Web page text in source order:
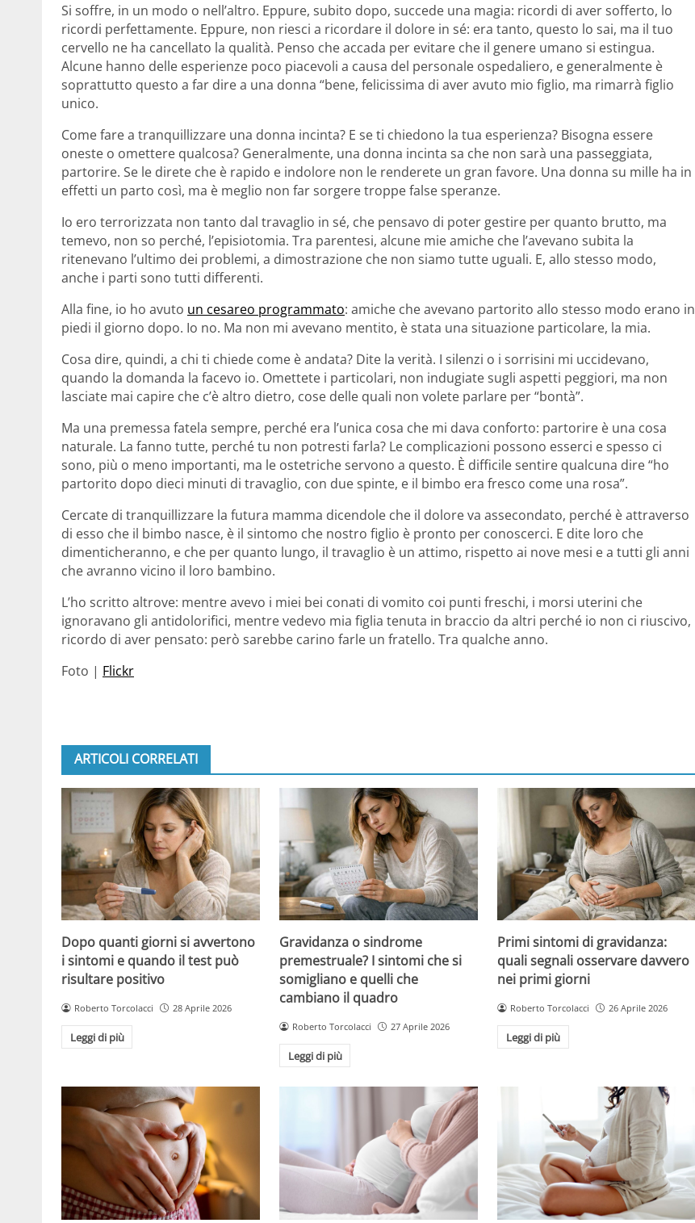
Si soffre, in un modo o nell’altro. Eppure, subito dopo, succede una magia: ricordi di aver sofferto, lo
ricordi perfettamente. Eppure, non riesci a ricordare il dolore in sé: era tanto, questo lo sai, ma il tuo
cervello ne ha cancellato la qualità. Penso che accada per evitare che il genere umano si estingua.
Alcune hanno delle esperienze poco piacevoli a causa del personale ospedaliero, e generalmente è
soprattutto questo a far dire a una donna “bene, felicissima di aver avuto mio figlio, ma rimarrà figlio
unico.
Come fare a tranquillizzare una donna incinta? E se ti chiedono la tua esperienza? Bisogna essere
oneste o omettere qualcosa? Generalmente, una donna incinta sa che non sarà una passeggiata,
partorire. Se le direte che è rapido e indolore non le renderete un gran favore. Una donna su mille ha in
effetti un parto così, ma è meglio non far sorgere troppe false speranze.
Io ero terrorizzata non tanto dal travaglio in sé, che pensavo di poter gestire per quanto brutto, ma
temevo, non so perché, l’episiotomia. Tra parentesi, alcune mie amiche che l’avevano subita la
ritenevano l’ultimo dei problemi, a dimostrazione che non siamo tutte uguali. E, allo stesso modo,
anche i parti sono tutti differenti.
Alla fine, io ho avuto un cesareo programmato: amiche che avevano partorito allo stesso modo erano in
piedi il giorno dopo. Io no. Ma non mi avevano mentito, è stata una situazione particolare, la mia.
Cosa dire, quindi, a chi ti chiede come è andata? Dite la verità. I silenzi o i sorrisini mi uccidevano,
quando la domanda la facevo io. Omettete i particolari, non indugiate sugli aspetti peggiori, ma non
lasciate mai capire che c’è altro dietro, cose delle quali non volete parlare per “bontà”.
Ma una premessa fatela sempre, perché era l’unica cosa che mi dava conforto: partorire è una cosa
naturale. La fanno tutte, perché tu non potresti farla? Le complicazioni possono esserci e spesso ci
sono, più o meno importanti, ma le ostetriche servono a questo. È difficile sentire qualcuna dire “ho
partorito dopo dieci minuti di travaglio, con due spinte, e il bimbo era fresco come una rosa”.
Cercate di tranquillizzare la futura mamma dicendole che il dolore va assecondato, perché è attraverso
di esso che il bimbo nasce, è il sintomo che nostro figlio è pronto per conoscerci. E dite loro che
dimenticheranno, e che per quanto lungo, il travaglio è un attimo, rispetto ai nove mesi e a tutti gli anni
che avranno vicino il loro bambino.
L’ho scritto altrove: mentre avevo i miei bei conati di vomito coi punti freschi, i morsi uterini che
ignoravano gli antidolorifici, mentre vedevo mia figlia tenuta in braccio da altri perché io non ci riuscivo,
ricordo di aver pensato: però sarebbe carino farle un fratello. Tra qualche anno.
Foto | Flickr
ARTICOLI CORRELATI
Dopo quanti giorni si avvertono
i sintomi e quando il test può
risultare positivo
Roberto Torcolacci 28 Aprile 2026
Leggi di più
Gravidanza o sindrome
premestruale? I sintomi che si
somigliano e quelli che
cambiano il quadro
Roberto Torcolacci 27 Aprile 2026
Leggi di più
Primi sintomi di gravidanza:
quali segnali osservare davvero
nei primi giorni
Roberto Torcolacci 26 Aprile 2026
Leggi di più